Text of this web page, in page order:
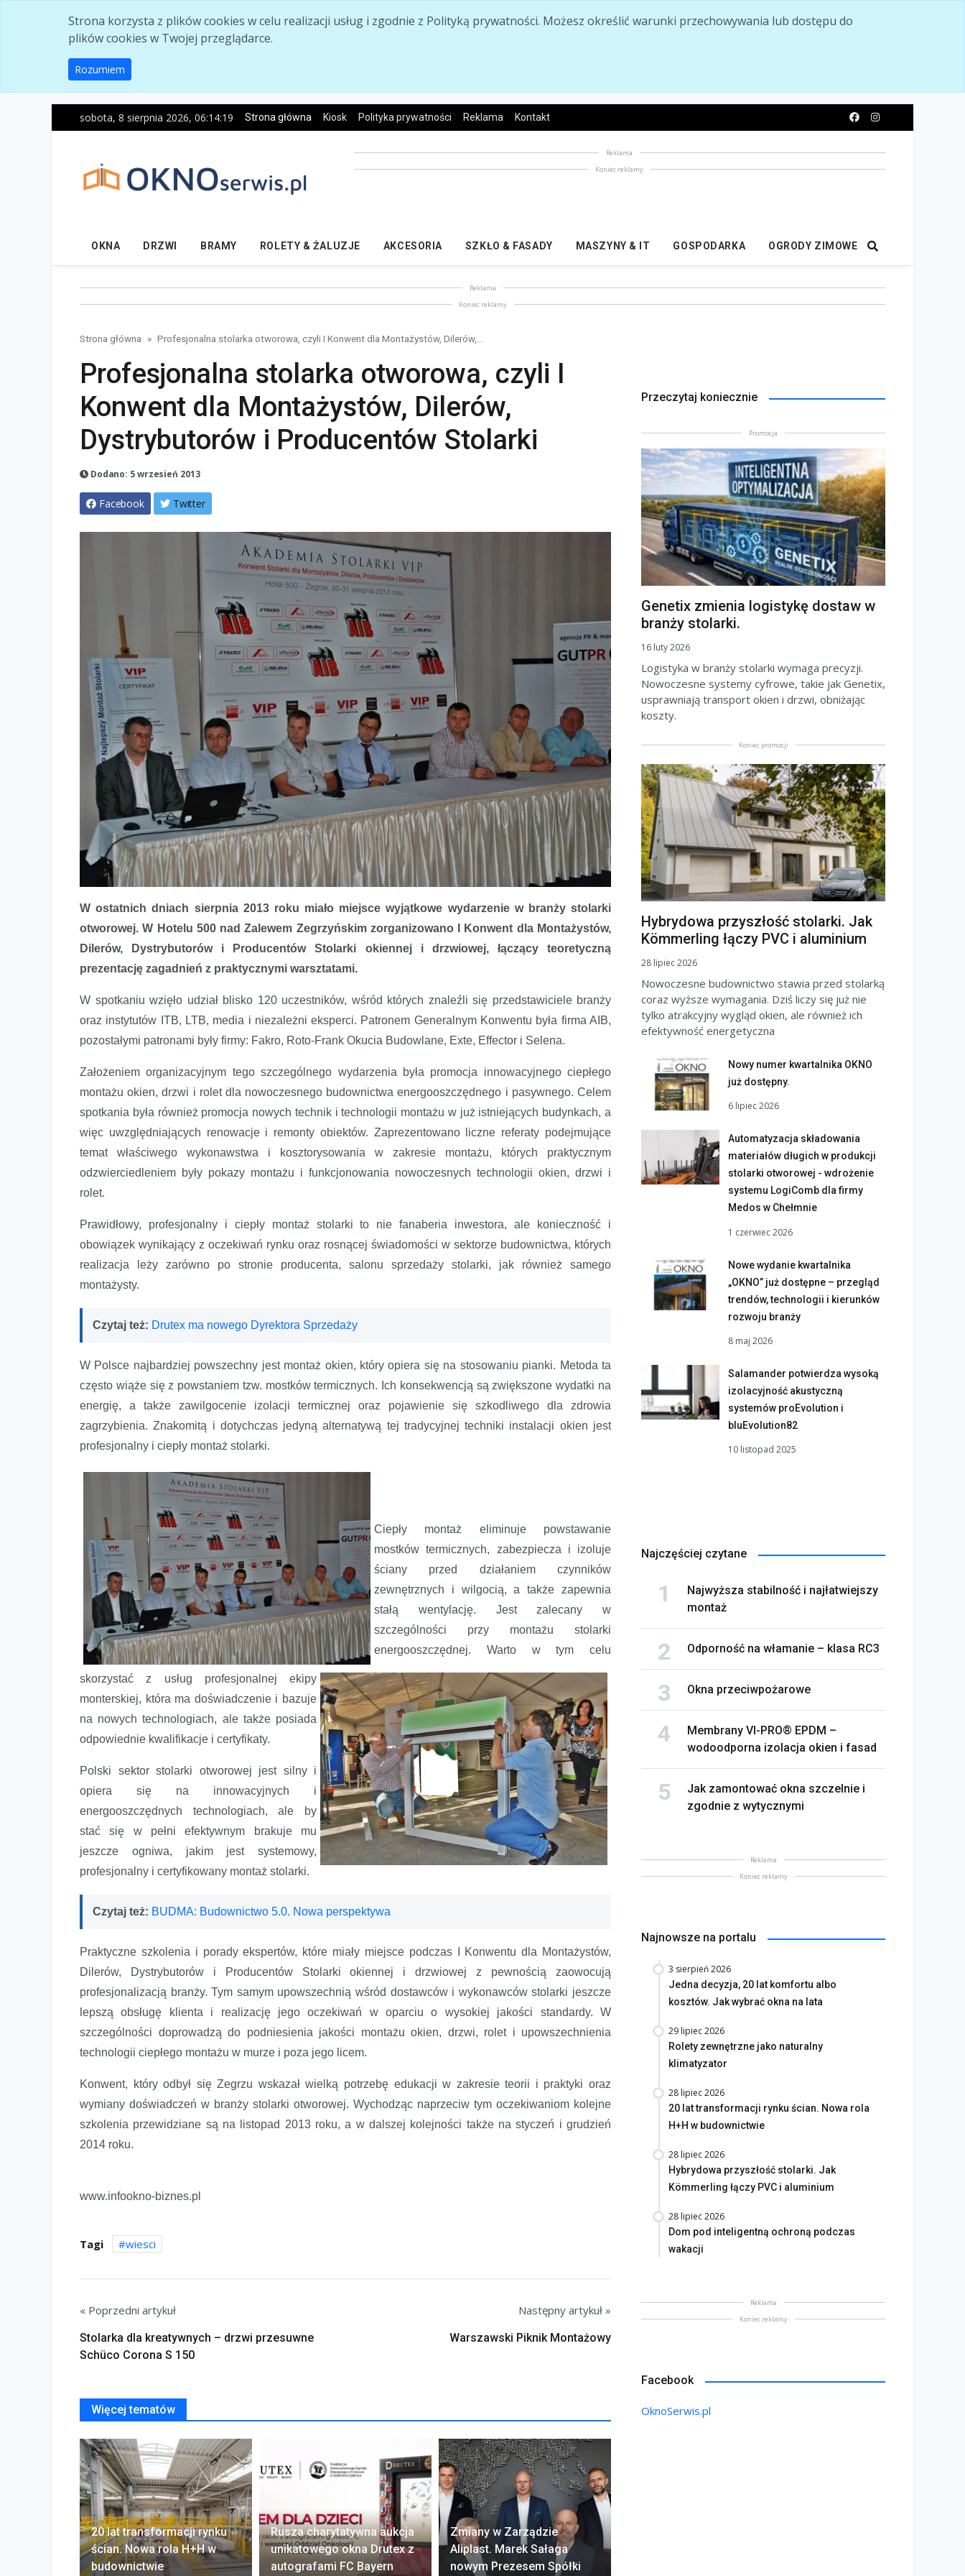
Strona korzysta z plików cookies w celu realizacji usług i zgodnie z Polityką prywatności. Możesz określić warunki przechowywania lub dostępu do
plików cookies w Twojej przeglądarce.
Rozumiem
sobota, 8 sierpnia 2026, 06:14:21 Strona główna Kiosk Polityka prywatności Reklama Kontakt
Reklama
Koniec reklamy
OKNA DRZWI BRAMY ROLETY & ŻALUZJE AKCESORIA SZKŁO & FASADY MASZYNY & IT GOSPODARKA OGRODY ZIMOWE
Reklama
Koniec reklamy
Strona główna Profesjonalna stolarka otworowa, czyli I Konwent dla Montażystów, Dilerów,...
Profesjonalna stolarka otworowa, czyli I
Konwent dla Montażystów, Dilerów,
Dystrybutorów i Producentów Stolarki
Dodano: 5 wrzesień 2013
Facebook Twitter
W ostatnich dniach sierpnia 2013 roku miało miejsce wyjątkowe wydarzenie w branży stolarki
otworowej. W Hotelu 500 nad Zalewem Zegrzyńskim zorganizowano I Konwent dla Montażystów,
Dilerów, Dystrybutorów i Producentów Stolarki okiennej i drzwiowej, łączący teoretyczną
prezentację zagadnień z praktycznymi warsztatami.
W spotkaniu wzięło udział blisko 120 uczestników, wśród których znaleźli się przedstawiciele branży
oraz instytutów ITB, LTB, media i niezależni eksperci. Patronem Generalnym Konwentu była firma AIB,
pozostałymi patronami były firmy: Fakro, Roto-Frank Okucia Budowlane, Exte, Effector i Selena.
Założeniem organizacyjnym tego szczególnego wydarzenia była promocja innowacyjnego ciepłego
montażu okien, drzwi i rolet dla nowoczesnego budownictwa energooszczędnego i pasywnego. Celem
spotkania była również promocja nowych technik i technologii montażu w już istniejących budynkach, a
więc uwzględniających renowacje i remonty obiektów. Zaprezentowano liczne referaty podejmujące
temat właściwego wykonawstwa i kosztorysowania w zakresie montażu, których praktycznym
odzwierciedleniem były pokazy montażu i funkcjonowania nowoczesnych technologii okien, drzwi i
rolet.
Prawidłowy, profesjonalny i ciepły montaż stolarki to nie fanaberia inwestora, ale konieczność i
obowiązek wynikający z oczekiwań rynku oraz rosnącej świadomości w sektorze budownictwa, których
realizacja leży zarówno po stronie producenta, salonu sprzedaży stolarki, jak również samego
montażysty.
Czytaj też: Drutex ma nowego Dyrektora Sprzedaży
W Polsce najbardziej powszechny jest montaż okien, który opiera się na stosowaniu pianki. Metoda ta
często wiąże się z powstaniem tzw. mostków termicznych. Ich konsekwencją są zwiększone wydatki na
energię, a także zawilgocenie izolacji termicznej oraz pojawienie się szkodliwego dla zdrowia
zagrzybienia. Znakomitą i dotychczas jedyną alternatywą tej tradycyjnej techniki instalacji okien jest
profesjonalny i ciepły montaż stolarki.
Ciepły montaż eliminuje powstawanie
mostków termicznych, zabezpiecza i izoluje
ściany przed działaniem czynników
zewnętrznych i wilgocią, a także zapewnia
stałą wentylację. Jest zalecany w
szczególności przy montażu stolarki
energooszczędnej. Warto w tym celu
skorzystać z usług profesjonalnej ekipy
monterskiej, która ma doświadczenie i bazuje
na nowych technologiach, ale także posiada
odpowiednie kwalifikacje i certyfikaty.
Polski sektor stolarki otworowej jest silny i
opiera się na innowacyjnych i
energooszczędnych technologiach, ale by
stać się w pełni efektywnym brakuje mu
jeszcze ogniwa, jakim jest systemowy,
profesjonalny i certyfikowany montaż stolarki.
Czytaj też: BUDMA: Budownictwo 5.0. Nowa perspektywa
Praktyczne szkolenia i porady ekspertów, które miały miejsce podczas I Konwentu dla Montażystów,
Dilerów, Dystrybutorów i Producentów Stolarki okiennej i drzwiowej z pewnością zaowocują
profesjonalizacją branży. Tym samym upowszechnią wśród dostawców i wykonawców stolarki jeszcze
lepszą obsługę klienta i realizację jego oczekiwań w oparciu o wysokiej jakości standardy. W
szczególności doprowadzą do podniesienia jakości montażu okien, drzwi, rolet i upowszechnienia
technologii ciepłego montażu w murze i poza jego licem.
Konwent, który odbył się Zegrzu wskazał wielką potrzebę edukacji w zakresie teorii i praktyki oraz
wymiany doświadczeń w branży stolarki otworowej. Wychodząc naprzeciw tym oczekiwaniom kolejne
szkolenia przewidziane są na listopad 2013 roku, a w dalszej kolejności także na styczeń i grudzień
2014 roku.
www.infookno-biznes.pl
Tagi wiesci
« Poprzedni artykuł
Stolarka dla kreatywnych – drzwi przesuwne
Schüco Corona S 150
Następny artykuł »
Warszawski Piknik Montażowy
Więcej tematów
20 lat transformacji rynku
ścian. Nowa rola H+H w
budownictwie
Rusza charytatywna aukcja
unikatowego okna Drutex z
autografami FC Bayern
Zmiany w Zarządzie
Aliplast. Marek Sałaga
nowym Prezesem Spółki
Przeczytaj koniecznie
Promocja
Genetix zmienia logistykę dostaw w
branży stolarki.
16 luty 2026
Logistyka w branży stolarki wymaga precyzji.
Nowoczesne systemy cyfrowe, takie jak Genetix,
usprawniają transport okien i drzwi, obniżając
koszty.
Koniec promocji
Hybrydowa przyszłość stolarki. Jak
Kömmerling łączy PVC i aluminium
28 lipiec 2026
Nowoczesne budownictwo stawia przed stolarką
coraz wyższe wymagania. Dziś liczy się już nie
tylko atrakcyjny wygląd okien, ale również ich
efektywność energetyczna
Nowy numer kwartalnika OKNO
już dostępny.
6 lipiec 2026
Automatyzacja składowania
materiałów długich w produkcji
stolarki otworowej - wdrożenie
systemu LogiComb dla firmy
Medos w Chełmnie
1 czerwiec 2026
Nowe wydanie kwartalnika
„OKNO” już dostępne – przegląd
trendów, technologii i kierunków
rozwoju branży
8 maj 2026
Salamander potwierdza wysoką
izolacyjność akustyczną
systemów proEvolution i
bluEvolution82
10 listopad 2025
Najczęściej czytane
Najwyższa stabilność i najłatwiejszy
montaż
Odporność na włamanie – klasa RC3
Okna przeciwpożarowe
Membrany VI-PRO® EPDM –
wodoodporna izolacja okien i fasad
Jak zamontować okna szczelnie i
zgodnie z wytycznymi
Reklama
Koniec reklamy
Najnowsze na portalu
3 sierpień 2026
Jedna decyzja, 20 lat komfortu albo
kosztów. Jak wybrać okna na lata
29 lipiec 2026
Rolety zewnętrzne jako naturalny
klimatyzator
28 lipiec 2026
20 lat transformacji rynku ścian. Nowa rola
H+H w budownictwie
28 lipiec 2026
Hybrydowa przyszłość stolarki. Jak
Kömmerling łączy PVC i aluminium
28 lipiec 2026
Dom pod inteligentną ochroną podczas
wakacji
Reklama
Koniec reklamy
Facebook
OknoSerwis.pl